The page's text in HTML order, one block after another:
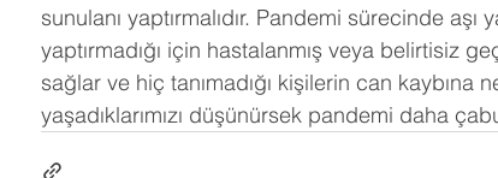
sunulanı yaptırmalıdır. Pandemi sürecinde
yaptırmadığı için hastalanmış veya belirtisiz
sağlar ve hiç tanımadığı kişilerin can
yaşadıklarımızı düşünürsek pandemi daha